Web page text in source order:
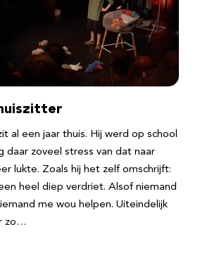
al een jaar thuis. Hij werd op school
daar zoveel stress van dat naar
lukte. Zoals hij het zelf omschrijft:
heel diep verdriet. Alsof niemand
me wou helpen. Uiteindelijk
zo…